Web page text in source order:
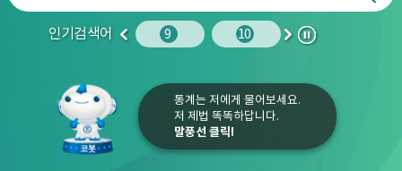
인기검색어
이
10 임금 9 10 1
다
정
통계는 저에게 물어보세요.
저 제법 똑똑하답니다.
말풍선 클릭!